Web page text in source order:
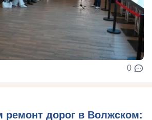
0
ремонт дорог в Волжском: